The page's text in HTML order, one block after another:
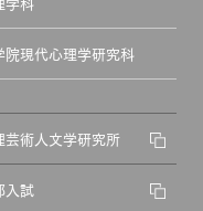
院現代心理学研究科
芸術人文学研究所
入試